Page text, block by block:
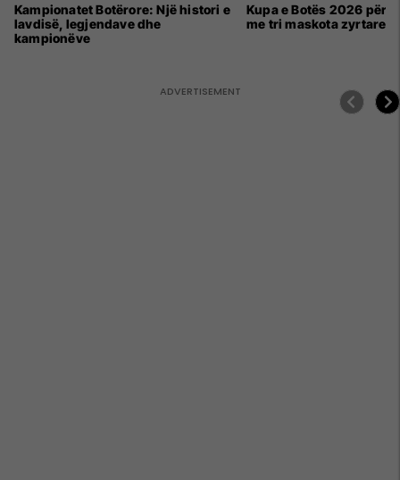
Kampionatet Botërore: Një histori e
lavdisë, legjendave dhe
kampionëve
Kupa e Botës 2026 për
me tri maskota zyrtare